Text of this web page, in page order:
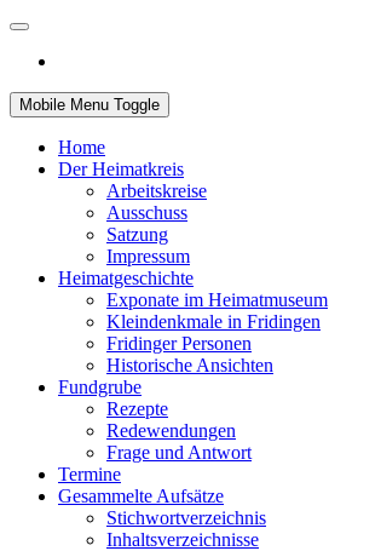
Mobile Menu Toggle
Home
Der Heimatkreis
Arbeitskreise
Ausschuss
Satzung
Impressum
Heimatgeschichte
Exponate im Heimatmuseum
Kleindenkmale in Fridingen
Fridinger Personen
Historische Ansichten
Fundgrube
Rezepte
Redewendungen
Frage und Antwort
Termine
Gesammelte Aufsätze
Stichwortverzeichnis
Inhaltsverzeichnisse